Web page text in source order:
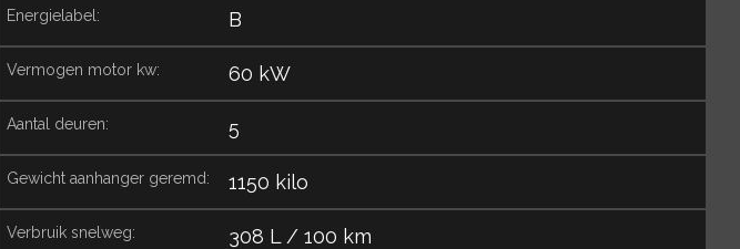
energielabel: B
vermogen motor kw: 60 kW
aantal deuren: 5
gewicht aanhanger geremd: 1150 kilo
verbruik snelweg: 308 L / 100 km